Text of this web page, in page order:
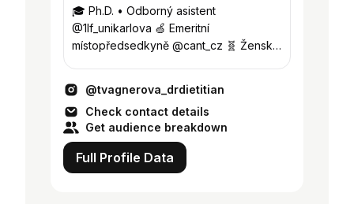
🎓 Ph.D. • Odborný asistent
@1lf_unikarlova 🍏 Emeritní
místopředsedkyně @cant_cz 🧬 Ženská
@tvagnerova_drdietitian
Check contact details
Get audience breakdown
Full Profile Data